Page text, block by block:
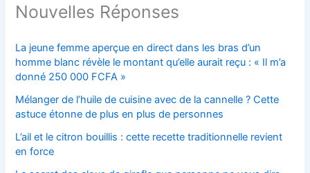
Nouvelles Réponses
La jeune femme aperçue en direct dans les bras d’un
homme blanc révèle le montant qu’elle aurait reçu : « Il m’a
donné 250 000 FCFA »
Mélanger de l’huile de cuisine avec de la cannelle ? Cette
astuce étonne de plus en plus de personnes
L’ail et le citron bouillis : cette recette traditionnelle revient
en force